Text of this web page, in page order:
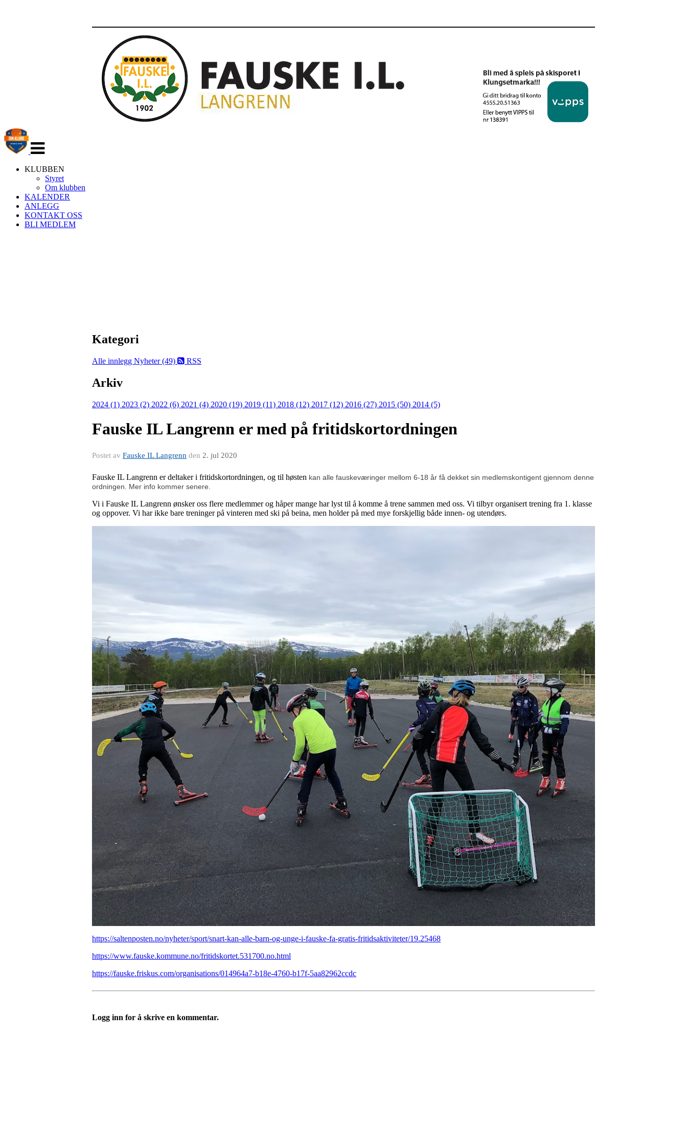
navigasjon
KLUBBEN
Styret
Om klubben
KALENDER
ANLEGG
KONTAKT OSS
BLI MEDLEM
Kategori
Alle innlegg Nyheter (49) RSS
Arkiv
2024 (1) 2023 (2) 2022 (6) 2021 (4) 2020 (19) 2019 (11) 2018 (12) 2017 (12) 2016 (27) 2015 (50) 2014 (5)
Fauske IL Langrenn er med på fritidskortordningen
Postet av Fauske IL Langrenn den 2. jul 2020
Fauske IL Langrenn er deltaker i fritidskortordningen, og til høsten kan alle fauskeværinger mellom 6-18 år få dekket sin medlemskontigent gjennom denne
ordningen. Mer info kommer senere.
Vi i Fauske IL Langrenn ønsker oss flere medlemmer og håper mange har lyst til å komme å trene sammen med oss. Vi tilbyr organisert trening fra 1. klasse
og oppover. Vi har ikke bare treninger på vinteren med ski på beina, men holder på med mye forskjellig både innen- og utendørs.
https://saltenposten.no/nyheter/sport/snart-kan-alle-barn-og-unge-i-fauske-fa-gratis-fritidsaktiviteter/19.25468
https://www.fauske.kommune.no/fritidskortet.531700.no.html
https://fauske.friskus.com/organisations/014964a7-b18e-4760-b17f-5aa82962ccdc
Logg inn for å skrive en kommentar.